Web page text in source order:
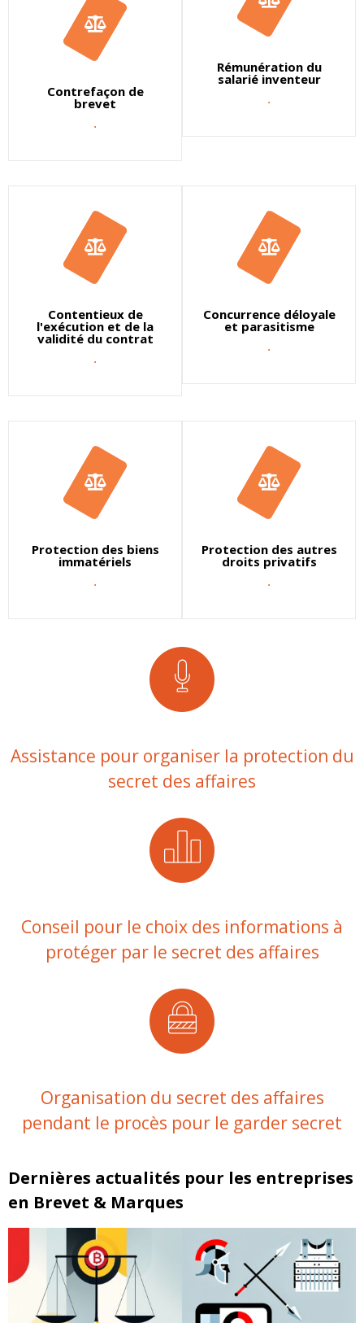
Contrefaçon de
brevet
.
Rémunération du
salarié inventeur
.
Contentieux de
l'exécution et de la
validité du contrat
.
Concurrence déloyale
et parasitisme
.
Protection des biens
immatériels
.
Protection des autres
droits privatifs
.
Assistance pour organiser la protection du
secret des affaires
Conseil pour le choix des informations à
protéger par le secret des affaires
Organisation du secret des affaires
pendant le procès pour le garder secret
Dernières actualités pour les entreprises
en Brevet & Marques